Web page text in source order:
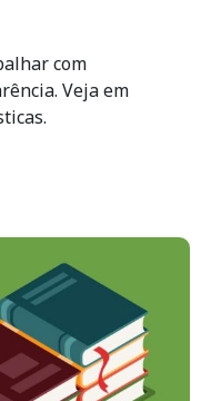
com
Veja em